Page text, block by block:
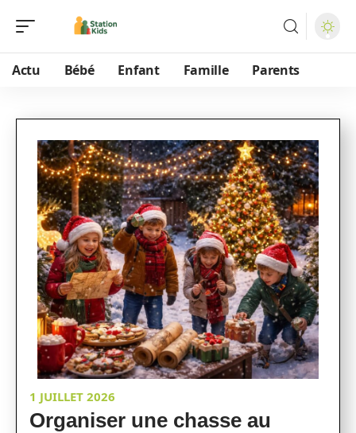
Actu Bébé Enfant Famille Parents
1 JUILLET 2026
Organiser une chasse au